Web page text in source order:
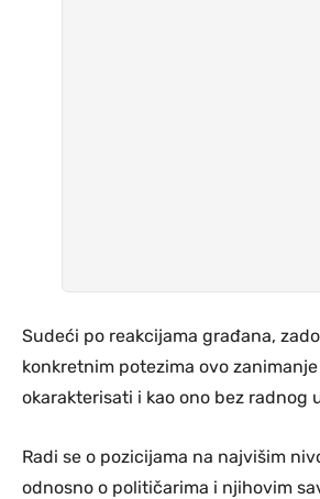
Sudeći po reakcijama građana,
konkretnim potezima ovo
okarakterisati i kao ono bez radnog
Radi se o pozicijama na najvišim
odnosno o političarima i njihovim